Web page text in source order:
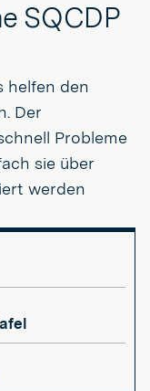
SQCDP
helfen den
Der
Probleme
sie über
werden